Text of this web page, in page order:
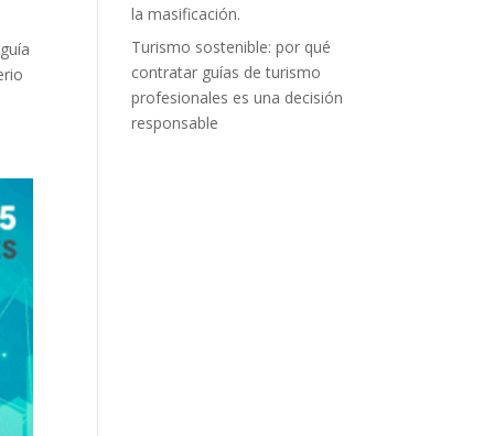
la masificación.
Turismo sostenible: por qué
contratar guías de turismo
profesionales es una decisión
responsable